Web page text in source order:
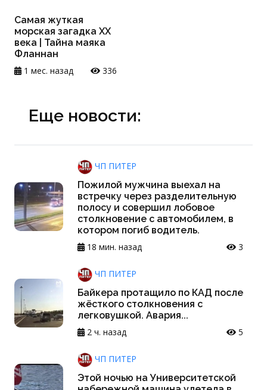
Самая жуткая
морская загадка XX
века | Тайна маяка
Фланнан
1 мес. назад
336
Еще новости:
ЧП ПИТЕР
Пожилой мужчина выехал на
встречку через разделительную
полосу и совершил лобовое
столкновение с автомобилем, в
котором погиб водитель.
18 мин. назад
3
ЧП ПИТЕР
Байкера протащило по КАД после
жёсткого столкновения с
легковушкой. Авария...
2 ч. назад
5
ЧП ПИТЕР
Этой ночью на Университетской